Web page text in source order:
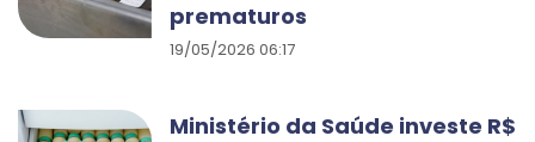
prematuros
19/05/2026 06:17
Ministério da Saúde investe R$